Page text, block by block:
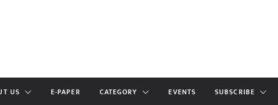
US E-PAPER CATEGORY EVENTS SUBSCRIBE